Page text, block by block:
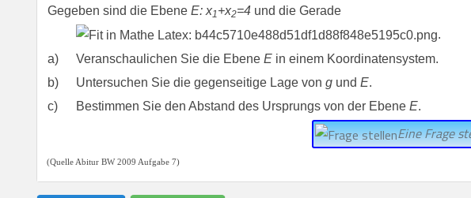
Gegeben sind die Ebene E: x1 +x2=4 und die Gerade
.
a)
Veranschaulichen Sie die Ebene E in einem Koordinatensystem.
b)
Untersuchen Sie die gegenseitige Lage von g und E.
c)
Bestimmen Sie den Abstand des Ursprungs von der Ebene E.
Eine Frage
(Quelle Abitur BW 2009 Aufgabe 7)